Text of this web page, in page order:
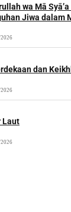
wa Mā
Jiwa dalam
dan
Laut